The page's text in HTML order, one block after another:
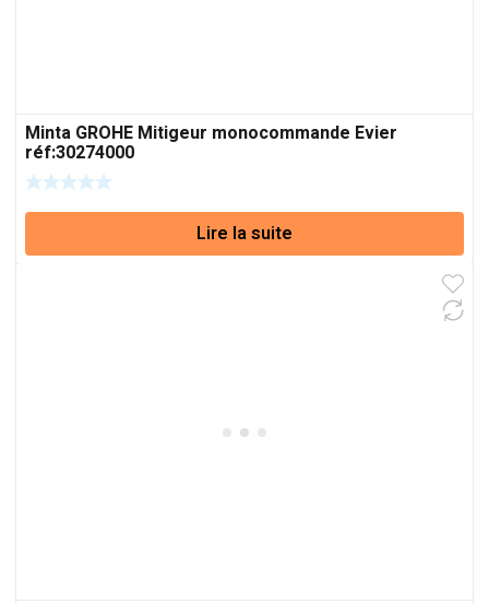
Minta GROHE Mitigeur monocommande Evier
réf:30274000
Lire la suite